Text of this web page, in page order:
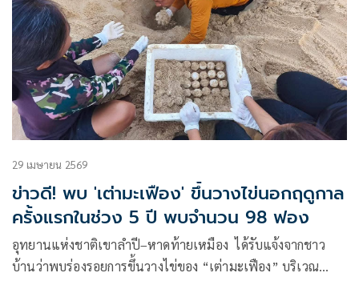
29 เมษายน 2569
ข่าวดี! พบ 'เต่ามะเฟือง' ขึ้นวางไข่นอกฤดูกาล
ครั้งแรกในช่วง 5 ปี พบจำนวน 98 ฟอง
อุทยานแห่งชาติเขาลำปี–หาดท้ายเหมือง ได้รับแจ้งจากชาว
บ้านว่าพบร่องรอยการขึ้นวางไข่ของ “เต่ามะเฟือง” บริเวณ